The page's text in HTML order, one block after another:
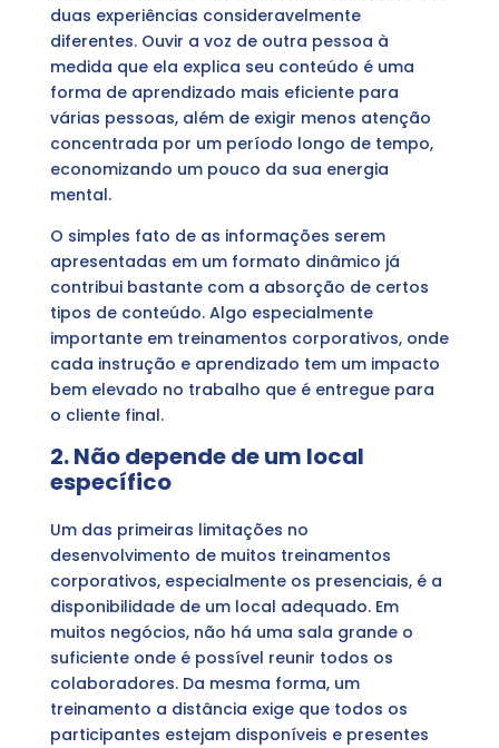
duas experiências consideravelmente
diferentes. Ouvir a voz de outra pessoa à
medida que ela explica seu conteúdo é uma
forma de aprendizado mais eficiente para
várias pessoas, além de exigir menos atenção
concentrada por um período longo de tempo,
economizando um pouco da sua energia
mental.
O simples fato de as informações serem
apresentadas em um formato dinâmico já
contribui bastante com a absorção de certos
tipos de conteúdo. Algo especialmente
importante em treinamentos corporativos, onde
cada instrução e aprendizado tem um impacto
bem elevado no trabalho que é entregue para
o cliente final.
2. Não depende de um local
específico
Um das primeiras limitações no
desenvolvimento de muitos treinamentos
corporativos, especialmente os presenciais, é a
disponibilidade de um local adequado. Em
muitos negócios, não há uma sala grande o
suficiente onde é possível reunir todos os
colaboradores. Da mesma forma, um
treinamento a distância exige que todos os
participantes estejam disponíveis e presentes